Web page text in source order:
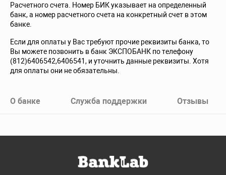
Расчетного счета. Номер БИК указывает на определенный
банк, а номер расчетного счета на конкретный счет в этом
банке.
Если для оплаты у Вас требуют прочие реквизиты банка, то
Вы можете позвонить в банк ЭКСПОБАНК по телефону
(812)6406542,6406541, и уточнить данные реквизиты. Хотя
для оплаты они не обязательны.
О банке Служба поддержки Отзывы